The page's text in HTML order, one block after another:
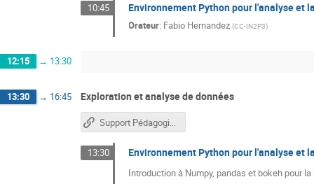
10:45 Environnement Python pour l'analyse et
Orateur: Fabio Hernandez (CC-IN2P3)
12:15 → 13:30
13:30 → 16:45 Exploration et analyse de données
Support Pédagogique
13:30 Environnement Python pour l'analyse et
Introduction à Numpy, pandas et bokeh pour